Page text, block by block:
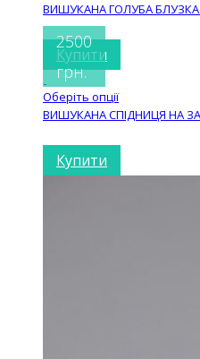
ВИШУКАНА ГОЛУБА
Купити
2500
грн.
Оберіть опції
ВИШУКАНА СПІДНИЦЯ НА
Купити